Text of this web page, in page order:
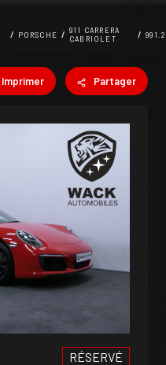
PORSCHE
911 CARRERA
CABRIOLET
Imprimer Partager
RÉSERVÉ